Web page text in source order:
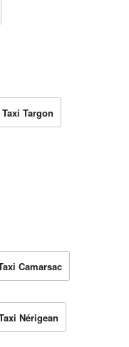
Targon
Camarsac
Nérigean